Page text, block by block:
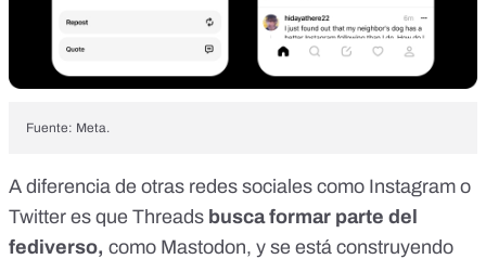
Fuente: Meta.
A diferencia de otras redes sociales como Instagram o
Twitter es que Threads busca formar parte del
fediverso, como Mastodon, y se está construyendo